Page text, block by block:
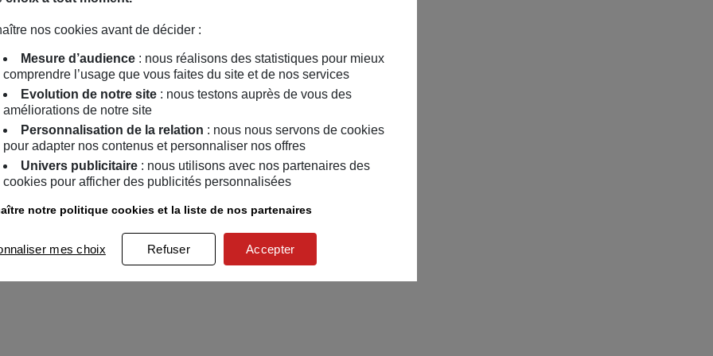
nos cookies avant de décider :
Mesure d’audience : nous réalisons des statistiques pour mieux
comprendre l’usage que vous faites du site et de nos services
Evolution de notre site : nous testons auprès de vous des
améliorations de notre site
Personnalisation de la relation : nous nous servons de cookies
pour adapter nos contenus et personnaliser nos offres
Univers publicitaire : nous utilisons avec nos partenaires des
cookies pour afficher des publicités personnalisées
notre politique cookies et la liste de nos partenaires
mes choix Refuser Accepter